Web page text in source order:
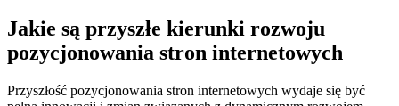
Jakie są przyszłe kierunki rozwoju
pozycjonowania stron internetowych
Przyszłość pozycjonowania stron internetowych wydaje się być